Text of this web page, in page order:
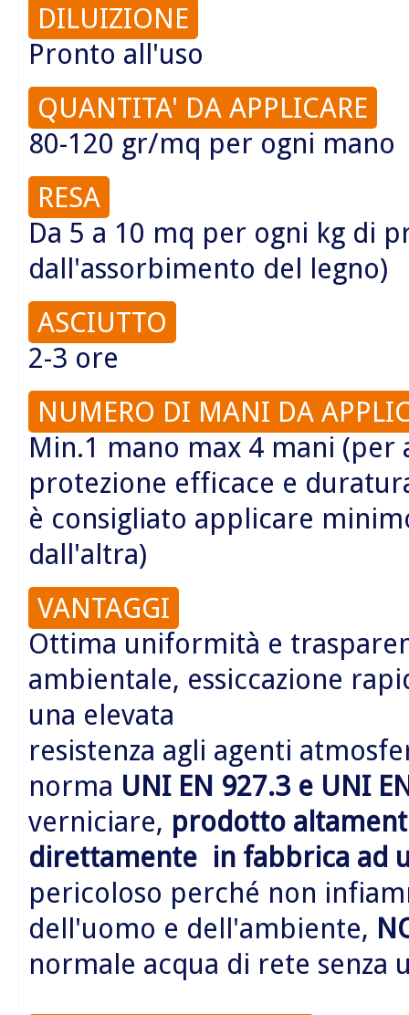
DILUIZIONE
Pronto all'uso
QUANTITA' DA APPLICARE
80-120 gr/mq per ogni mano
RESA
Da 5 a 10 mq per ogni kg di
dall'assorbimento del legno)
ASCIUTTO
2-3 ore
NUMERO DI MANI DA
Min.1 mano max 4 mani (per
protezione efficace e
è consigliato applicare
dall'altra)
VANTAGGI
Ottima uniformità e
ambientale, essiccazione
una elevata
resistenza agli agenti
norma UNI EN 927.3 e UNI
verniciare, prodotto
direttamente in fabbrica ad
pericoloso perché non
dell'uomo e dell'ambiente,
normale acqua di rete senza